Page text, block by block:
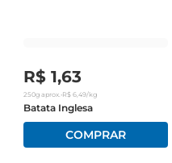
R$ 1,63
250g aprox. •R$ 6,49/kg
Batata Inglesa